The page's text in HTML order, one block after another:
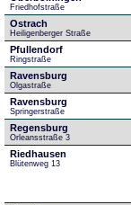
Friedhofstraße
Ostrach
Heiligenberger Straße
Pfullendorf
Ringstraße
Ravensburg
Olgastraße
Ravensburg
Springerstraße
Regensburg
Orleansstraße 3
Riedhausen
Blütenweg 13